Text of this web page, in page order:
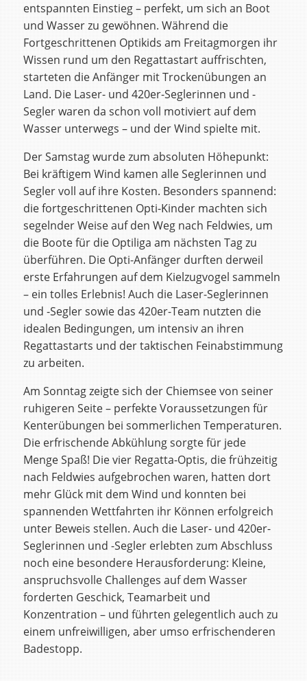
entspannten Einstieg – perfekt, um sich an Boot
und Wasser zu gewöhnen. Während die
Fortgeschrittenen Optikids am Freitagmorgen ihr
Wissen rund um den Regattastart auffrischten,
starteten die Anfänger mit Trockenübungen an
Land. Die Laser- und 420er-Seglerinnen und -
Segler waren da schon voll motiviert auf dem
Wasser unterwegs – und der Wind spielte mit.
Der Samstag wurde zum absoluten Höhepunkt:
Bei kräftigem Wind kamen alle Seglerinnen und
Segler voll auf ihre Kosten. Besonders spannend:
die fortgeschrittenen Opti-Kinder machten sich
segelnder Weise auf den Weg nach Feldwies, um
die Boote für die Optiliga am nächsten Tag zu
überführen. Die Opti-Anfänger durften derweil
erste Erfahrungen auf dem Kielzugvogel sammeln
– ein tolles Erlebnis! Auch die Laser-Seglerinnen
und -Segler sowie das 420er-Team nutzten die
idealen Bedingungen, um intensiv an ihren
Regattastarts und der taktischen Feinabstimmung
zu arbeiten.
Am Sonntag zeigte sich der Chiemsee von seiner
ruhigeren Seite – perfekte Voraussetzungen für
Kenterübungen bei sommerlichen Temperaturen.
Die erfrischende Abkühlung sorgte für jede
Menge Spaß! Die vier Regatta-Optis, die frühzeitig
nach Feldwies aufgebrochen waren, hatten dort
mehr Glück mit dem Wind und konnten bei
spannenden Wettfahrten ihr Können erfolgreich
unter Beweis stellen. Auch die Laser- und 420er-
Seglerinnen und -Segler erlebten zum Abschluss
noch eine besondere Herausforderung: Kleine,
anspruchsvolle Challenges auf dem Wasser
forderten Geschick, Teamarbeit und
Konzentration – und führten gelegentlich auch zu
einem unfreiwilligen, aber umso erfrischenderen
Badestopp.